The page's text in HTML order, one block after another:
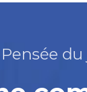
Pensée